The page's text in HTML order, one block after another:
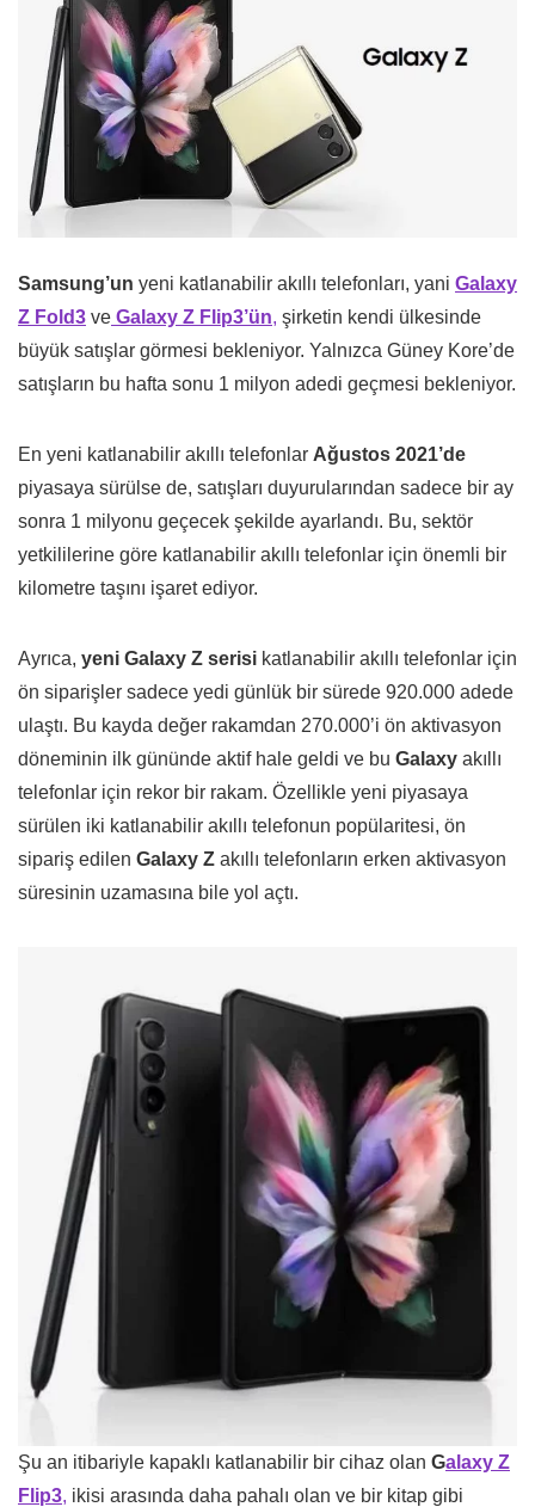
Samsung’un yeni katlanabilir akıllı telefonları, yani Galaxy
Z Fold3 ve Galaxy Z Flip3’ün, şirketin kendi ülkesinde
büyük satışlar görmesi bekleniyor. Yalnızca Güney Kore’de
satışların bu hafta sonu 1 milyon adedi geçmesi bekleniyor.
En yeni katlanabilir akıllı telefonlar Ağustos 2021’de
piyasaya sürülse de, satışları duyurularından sadece bir ay
sonra 1 milyonu geçecek şekilde ayarlandı. Bu, sektör
yetkililerine göre katlanabilir akıllı telefonlar için önemli bir
kilometre taşını işaret ediyor.
Ayrıca, yeni Galaxy Z serisi katlanabilir akıllı telefonlar için
ön siparişler sadece yedi günlük bir sürede 920.000 adede
ulaştı. Bu kayda değer rakamdan 270.000’i ön aktivasyon
döneminin ilk gününde aktif hale geldi ve bu Galaxy akıllı
telefonlar için rekor bir rakam. Özellikle yeni piyasaya
sürülen iki katlanabilir akıllı telefonun popülaritesi, ön
sipariş edilen Galaxy Z akıllı telefonların erken aktivasyon
süresinin uzamasına bile yol açtı.
Şu an itibariyle kapaklı katlanabilir bir cihaz olan Galaxy Z
Flip3, ikisi arasında daha pahalı olan ve bir kitap gibi